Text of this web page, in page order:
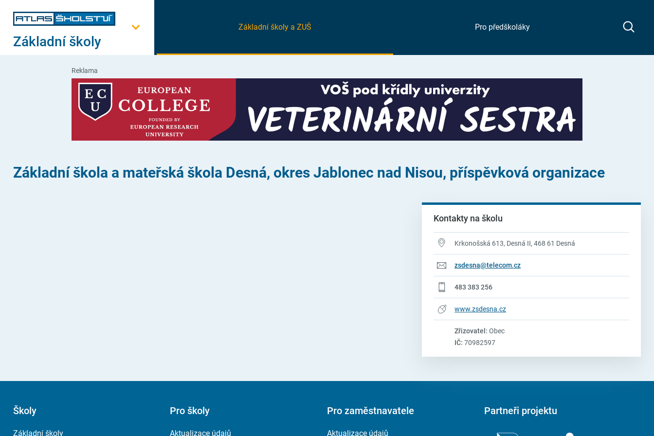
Základní školy
Základní školy a ZUŠ Pro předškoláky
Reklama
Základní škola a mateřská škola Desná, okres Jablonec nad Nisou, příspěvková organizace
Kontakty na školu
Krkonošská 613, Desná II, 468 61 Desná
zsdesna@telecom.cz
483 383 256
www.zsdesna.cz
Zřizovatel: Obec
IČ: 70982597
Školy
Základní školy
Pro školy
Aktualizace údajů
Pro zaměstnavatele
Aktualizace údajů
Partneři projektu